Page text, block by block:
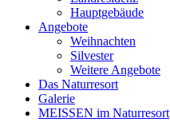
Hauptgebäude
Angebote
Weihnachten
Silvester
Weitere Angebote
Das Naturresort
Galerie
MEISSEN im Naturresort